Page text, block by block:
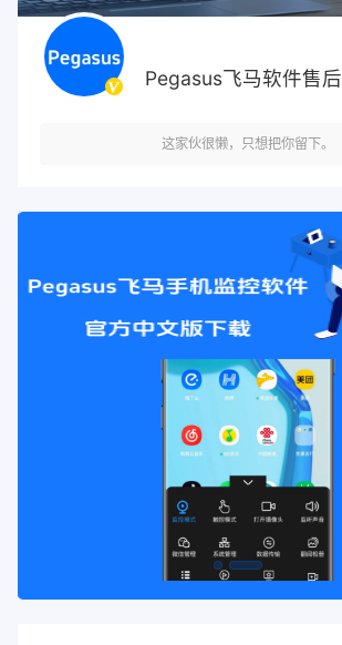
Pegasus飞马软件售后
这家伙很懒，只想把你留下。